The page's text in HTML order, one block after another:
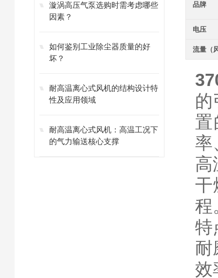
漩涡高压气泵选购时需考虑哪些
因素？
如何鉴别工业除尘器质量的好
坏？
耐高温离心式风机的结构设计特
性及应用领域
耐高温离心式风机：高温工况下
的气力输送核心支撑
品牌
电压
流量（
的
置
率
高
干
程‌
特
耐
效